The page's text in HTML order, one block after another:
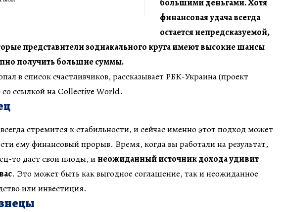
большими деньгами. Хотя
финансовая удача всегда
остается непредсказуемой,
представители зодиакального круга имеют высокие шансы
получить большие суммы.
в список счастливчиков, рассказывает РБК-Украина (проект
со ссылкой на Collective World.
стремится к стабильности, и сейчас именно этот подход может
ему финансовый прорыв. Время, когда вы работали на результат,
то даст свои плоды, и неожиданный источник дохода удивит
. Это может быть как выгодное соглашение, так и неожиданное
или инвестиция.